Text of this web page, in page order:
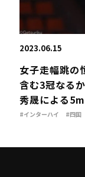
2023.06.15
女子走幅跳の
含む3冠なる
秀晟による
#インターハイ #四国